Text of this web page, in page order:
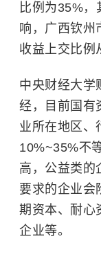
比例为35%，
响，广西钦州
收益上交比例
中央财经大学
经，目前国有
业所在地区、
10%~35%不
高，公益类的
要求的企业会
期资本、耐心
企业等。